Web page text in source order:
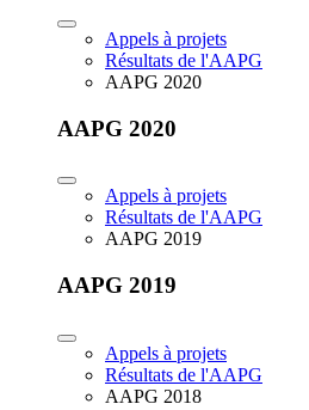
Appels à projets
Résultats de l'AAPG
AAPG 2020
AAPG 2020
Appels à projets
Résultats de l'AAPG
AAPG 2019
AAPG 2019
Appels à projets
Résultats de l'AAPG
AAPG 2018